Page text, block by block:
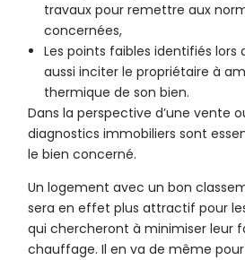
travaux pour remettre aux
concernées,
Les points faibles identifiés lors
aussi inciter le propriétaire à
thermique de son bien.
Dans la perspective d’une vente
diagnostics immobiliers sont
le bien concerné.
Un logement avec un bon
sera en effet plus attractif pour
qui chercheront à minimiser leur
chauffage. Il en va de même